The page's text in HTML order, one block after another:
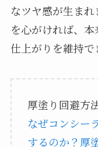
なツヤ感が生ま
を心がければ、
仕上がりを維持で
厚塗り回避方
なぜコンシー
するのか？厚